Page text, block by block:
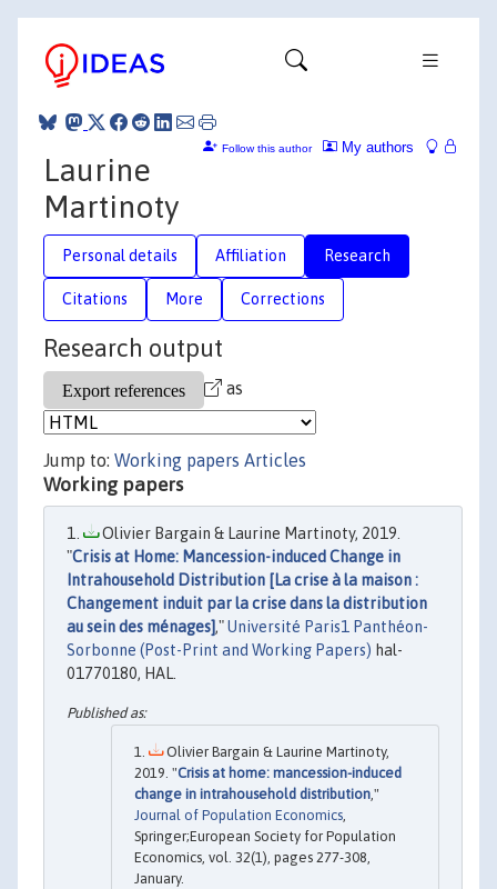
My authors
Follow this author
Laurine
Martinoty
Personal details Affiliation Research
Citations More Corrections
Research output
as
Jump to: Working papers Articles
Working papers
Olivier Bargain & Laurine Martinoty, 2019.
"Crisis at Home: Mancession-induced Change in
Intrahousehold Distribution [La crise à la maison :
Changement induit par la crise dans la distribution
au sein des ménages],"Université Paris1 Panthéon-
Sorbonne (Post-Print and Working Papers) hal-
01770180, HAL.
Olivier Bargain & Laurine Martinoty,
2019. "Crisis at home: mancession-induced
change in intrahousehold distribution,"
Journal of Population Economics,
Springer;European Society for Population
Economics, vol. 32(1), pages 277-308,
January.